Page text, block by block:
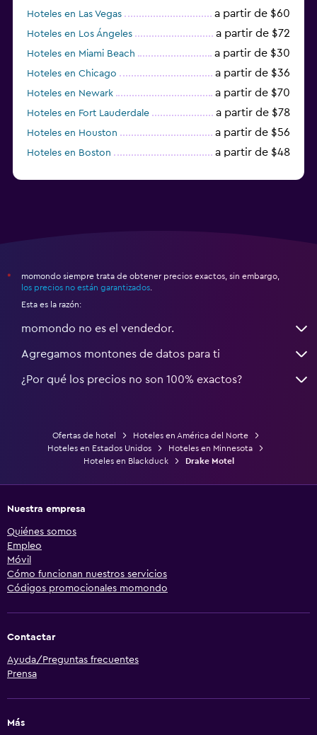
Hoteles en Las Vegas a partir de $60
Hoteles en Los Ángeles a partir de $72
Hoteles en Miami Beach a partir de $30
Hoteles en Chicago a partir de $36
Hoteles en Newark a partir de $70
Hoteles en Fort Lauderdale a partir de $78
Hoteles en Houston a partir de $56
Hoteles en Boston a partir de $48
*
momondo siempre trata de obtener precios exactos, sin embargo,
los precios no están garantizados
Esta es la razón:
momondo no es el vendedor.
Agregamos montones de datos para ti
¿Por qué los precios no son 100% exactos?
Ofertas de hotel
Hoteles en América del Norte
Hoteles en Estados Unidos
Hoteles en Minnesota
Hoteles en Blackduck
Drake Motel
Nuestra empresa
Quiénes somos
Empleo
Móvil
Cómo funcionan nuestros servicios
Códigos promocionales momondo
Contactar
Ayuda/Preguntas frecuentes
Prensa
Más